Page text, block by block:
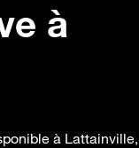
à
à Lattainville,